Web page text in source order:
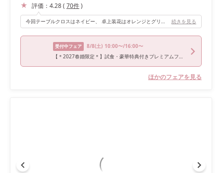
評価： 4.28( 70件)
今回テーブルクロスはネイビー、 卓上装花はオレンジとグリーンを組み合わせ。 高砂に関しては季節の花“紫陽花”を取り入れて 会場に入った瞬間に明るい雰囲気にして頂きました！ 広すぎず狭すぎずのテーブル配置をして下さり、 どこで写真を撮っても絵になる会場セッティングでした★ 続きを見る
受付中フェア 8/8(土) 10:00〜/16:00〜
【＊2027春婚限定＊】試食・豪華特典付きプレミアムフェア
ほかのフェアを見る